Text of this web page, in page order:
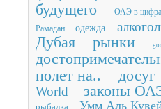
будущего
ОАЭ в
Рамадан одежда
Дубая
рынки
полет на.. досуг
World
законы
рыбалка
Умм Аль